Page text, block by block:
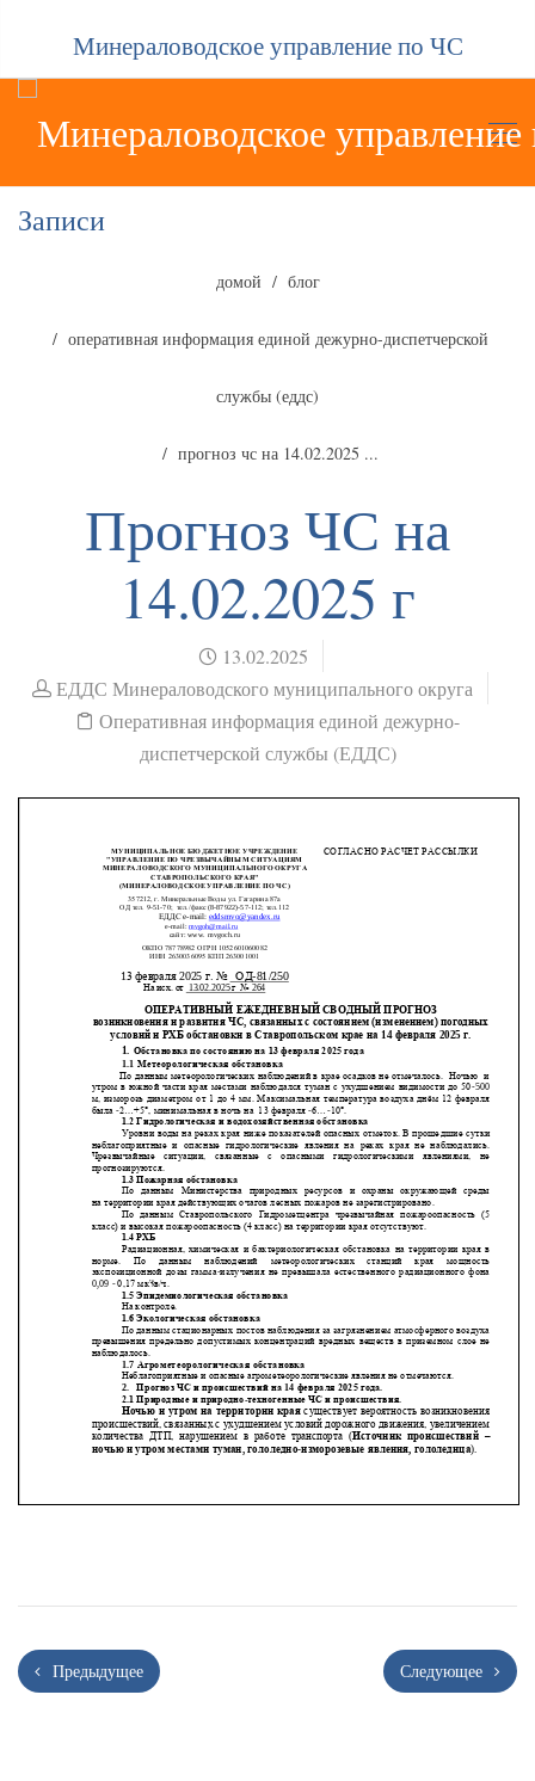
Минераловодское управление по ЧС
Записи
домой блог
оперативная информация единой дежурно-диспетчерской
службы (еддс)
прогноз чс на 14.02.2025 ...
Прогноз ЧС на
14.02.2025 г
13.02.2025
ЕДДС Минераловодского муниципального округа
Оперативная информация единой дежурно-
диспетчерской службы (ЕДДС)
Предыдущее Следующее